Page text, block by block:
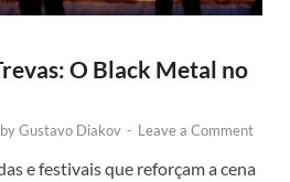
O Black Metal no
byGustavo Diakov - Leave a Comment
e festivais que reforçam a cena